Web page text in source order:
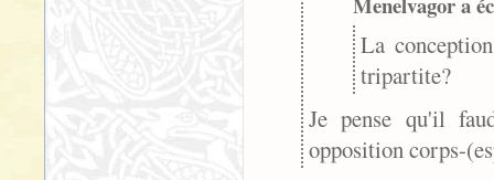
La
tripartite?
Je pense qu'il
opposition corps-